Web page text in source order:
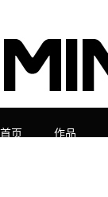
首页 作品